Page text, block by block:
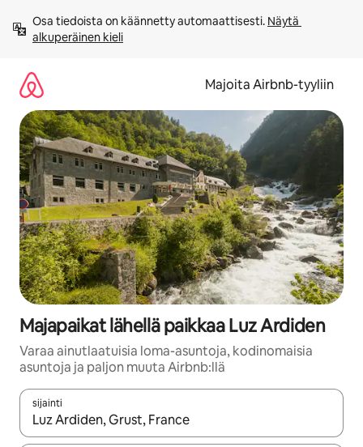
sisältö
väliin
Osa tiedoista on käännetty automaattisesti. Näytä
alkuperäinen kieli
Majoita Airbnb-tyyliin
Majapaikat lähellä paikkaa Luz Ardiden
Varaa ainutlaatuisia loma-asuntoja, kodinomaisia
asuntoja ja paljon muuta Airbnb:llä
sijainti
Kun tulokset ovat saatavilla, navigoi ylös- ja alas-